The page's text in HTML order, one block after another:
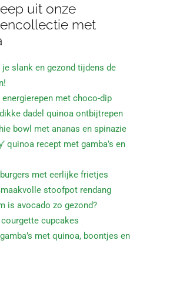
uit onze
met
slank en gezond tijdens de
energierepen met choco-dip
dadel quinoa ontbijtrepen
bowl met ananas en spinazie
quinoa recept met gamba’s en
met eerlijke frietjes
stoofpot rendang
is avocado zo gezond?
cupcakes
met quinoa, boontjes en